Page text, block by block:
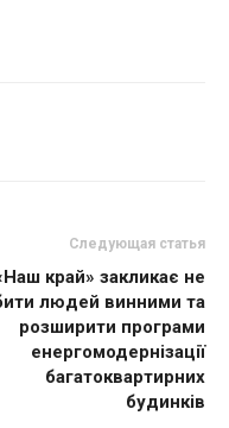
Следующая статья
край» закликає не
людей винними та
розширити програми
енергомодернізації
багатоквартирних
будинків